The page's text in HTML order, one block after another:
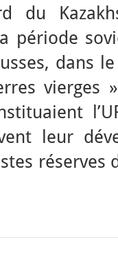
du
période
dans
vierges
leur
réserves